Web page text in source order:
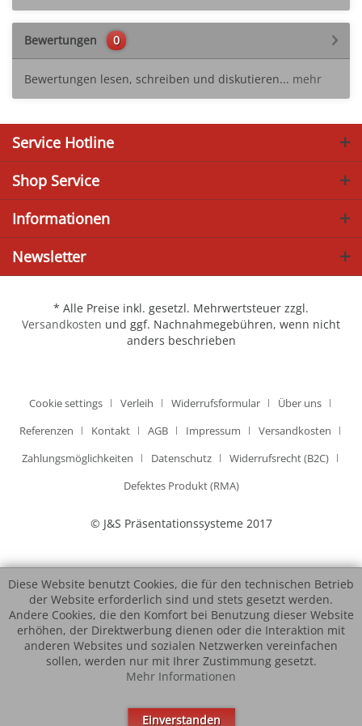
Bewertungen 0
Bewertungen lesen, schreiben und diskutieren... mehr
Service Hotline
Shop Service
Informationen
Newsletter
* Alle Preise inkl. gesetzl. Mehrwertsteuer zzgl.
Versandkosten und ggf. Nachnahmegebühren, wenn nicht
anders beschrieben
Cookie settings Verleih Widerrufsformular
Über uns
Referenzen
Kontakt AGB Impressum
Versandkosten
Zahlungsmöglichkeiten
Datenschutz
Widerrufsrecht (B2C)
Defektes Produkt (RMA)
© J&S Präsentationssysteme 2017
Diese Website benutzt Cookies, die für den technischen Betrieb
der Website erforderlich sind und stets gesetzt werden.
Andere Cookies, die den Komfort bei Benutzung dieser Website
erhöhen, der Direktwerbung dienen oder die Interaktion mit
anderen Websites und sozialen Netzwerken vereinfachen
sollen, werden nur mit Ihrer Zustimmung gesetzt.
Mehr Informationen
Einverstanden